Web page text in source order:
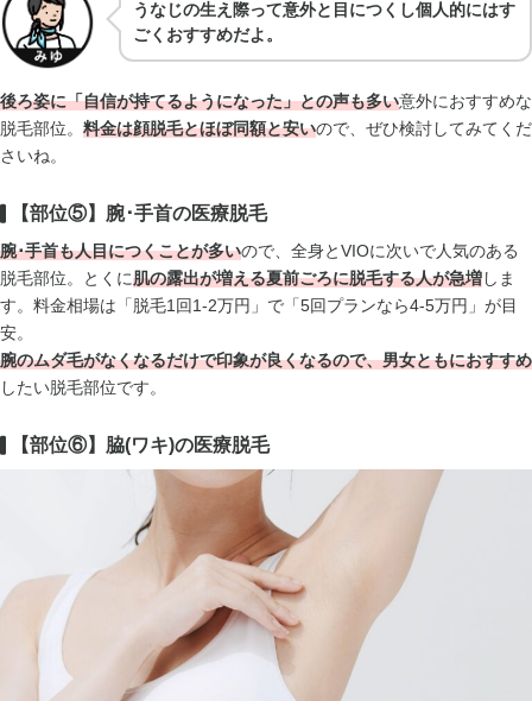
うなじの生え際って意外と目につくし個人的にはす
ごくおすすめだよ。
後ろ姿に「自信が持てるようになった」との声も多い意外におすすめな
脱毛部位。 料金は顔脱毛とほぼ同額と安いので、ぜひ検討してみてくだ
さいね。
【部位⑤】腕･手首の医療脱毛
腕･手首も人目につくことが多いので、全身とVIOに次いで人気のある
脱毛部位。とくに肌の露出が増える夏前ごろに脱毛する人が急増しま
す。料金相場は「脱毛1回1-2万円」で「5回プランなら4-5万円」が目
安。
腕のムダ毛がなくなるだけで印象が良くなるので、男女ともにおすすめ
したい脱毛部位です。
【部位⑥】脇(ワキ)の医療脱毛